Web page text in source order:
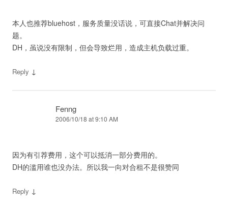
本人也推荐bluehost，服务质量没话说，可直接Chat并解决问
题。
DH，虽说没有限制，但会导致烂用，造成主机负载过重。
Reply ↓
Fenng
2006/10/18 at 9:10 AM
因为有引荐费用，这个可以抵消一部分费用的。
DH的滥用谁也没办法。所以我一向对合租不是很赞同
Reply ↓